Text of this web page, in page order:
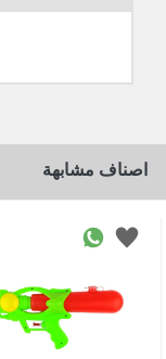
اصناف مشابهة